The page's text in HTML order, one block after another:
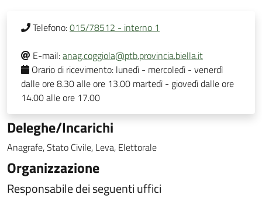
Telefono:015/78512 - interno 1
E-mail:anag.coggiola@ptb.provincia.biella.it
Orario di ricevimento: lunedì - mercoledì - venerdì
dalle ore 8.30 alle ore 13.00 martedì - giovedì dalle ore
14.00 alle ore 17.00
Deleghe/Incarichi
Anagrafe, Stato Civile, Leva, Elettorale
Organizzazione
Responsabile dei seguenti uffici